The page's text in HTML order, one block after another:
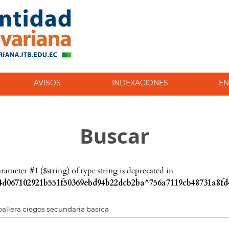
AVISOS INDEXACIONES
Buscar
#1 ($string) of type string is deprecated in